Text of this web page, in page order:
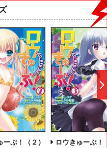
ーぶ！（２） ロウきゅーぶ！